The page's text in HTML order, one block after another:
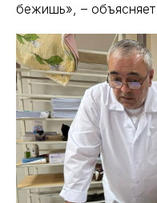
бежишь», – объясняет